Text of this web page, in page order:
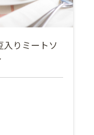
入りミートソ